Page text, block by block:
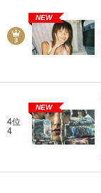
NEW
4位
4
NEW